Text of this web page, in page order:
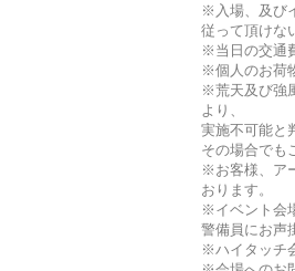
※入場、及び
従って頂けな
※当日の交通
※個人のお荷
※荒天及び強
より、
実施不可能と
その場合でも
※お客様、ア
おります。
※イベント会
警備員にお声
※ハイタッチ